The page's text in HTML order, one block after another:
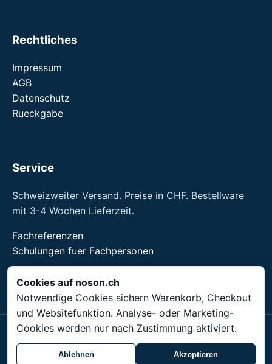
Rechtliches
Impressum
AGB
Datenschutz
Rueckgabe
Service
Schweizweiter Versand. Preise in CHF. Bestellware
mit 3-4 Wochen Lieferzeit.
Fachreferenzen
Schulungen fuer Fachpersonen
noson® ist eine Marke der Unity Shield LLC.
© 2026 Unity Shield LLC. Alle Rechte vorbehalten.
noson® ist eine eingetragene Marke der Unity Shield
Cookies auf noson.ch
Notwendige Cookies sichern Warenkorb, Checkout
und Websitefunktion. Analyse- oder Marketing-
Cookies werden nur nach Zustimmung aktiviert.
Ablehnen Akzeptieren